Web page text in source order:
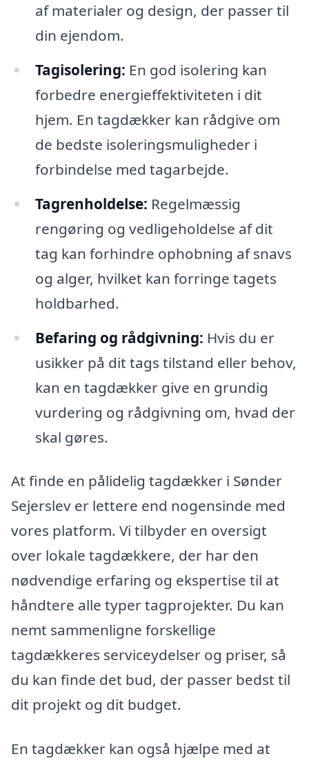
af materialer og design, der passer til
din ejendom.
Tagisolering: En god isolering kan
forbedre energieffektiviteten i dit
hjem. En tagdækker kan rådgive om
de bedste isoleringsmuligheder i
forbindelse med tagarbejde.
Tagrenholdelse: Regelmæssig
rengøring og vedligeholdelse af dit
tag kan forhindre ophobning af snavs
og alger, hvilket kan forringe tagets
holdbarhed.
Befaring og rådgivning: Hvis du er
usikker på dit tags tilstand eller behov,
kan en tagdækker give en grundig
vurdering og rådgivning om, hvad der
skal gøres.
At finde en pålidelig tagdækker i Sønder
Sejerslev er lettere end nogensinde med
vores platform. Vi tilbyder en oversigt
over lokale tagdækkere, der har den
nødvendige erfaring og ekspertise til at
håndtere alle typer tagprojekter. Du kan
nemt sammenligne forskellige
tagdækkeres serviceydelser og priser, så
du kan finde det bud, der passer bedst til
dit projekt og dit budget.
En tagdækker kan også hjælpe med at